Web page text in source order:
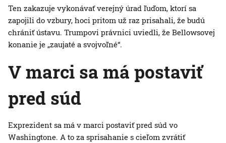
Ten zakazuje vykonávať verejný úrad ľuďom, ktorí sa
zapojili do vzbury, hoci pritom už raz prisahali, že budú
chrániť ústavu. Trumpovi právnici uviedli, že Bellowsovej
konanie je „zaujaté a svojvoľné“.
V marci sa má postaviť
pred súd
Exprezident sa má v marci postaviť pred súd vo
Washingtone. A to za sprisahanie s cieľom zvrátiť